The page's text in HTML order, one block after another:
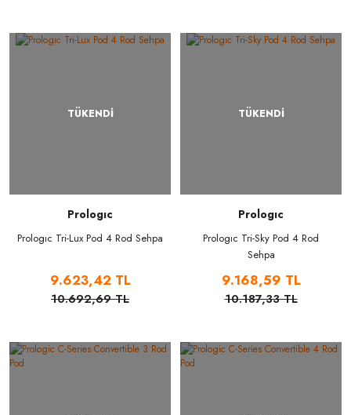
TÜKENDİ
Prologıc
Prologıc Tri-Lux Pod 4 Rod Sehpa
9.623,42 TL
10.692,69 TL
TÜKENDİ
Prologıc
Prologıc Tri-Sky Pod 4 Rod
Sehpa
9.168,59 TL
10.187,33 TL